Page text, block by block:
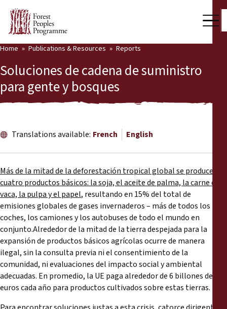
Who we are
Press Room
Support Us
Our Work
Community Voices
Partners & Countries
Publications & Resources
Publications & Resources
News
Reports
Press Releases
Training Materials
Home Publications & Resources Reports
Soluciones de cadena de suministro
para gente y bosques
Translations available: French English
Más de la mitad de la deforestación tropical global se produce por
cuatro productos básicos: la soja, el aceite de palma, la carne de
vaca, la pulpa y el papel, resultando en 15% del total de
emisiones globales de gases invernaderos – más de todos los
coches, los camiones y los autobuses de todo el mundo en
conjunto.Alrededor de la mitad de la tierra despejada para la
expansión de productos básicos agrícolas ocurre de manera
ilegal, sin la consulta previa ni el consentimiento de la
comunidad, ni evaluaciones del impacto social y ambiental
adecuadas. En promedio, la UE paga alrededor de 6 billones de
euros cada año para productos cultivados sobre estas tierras.